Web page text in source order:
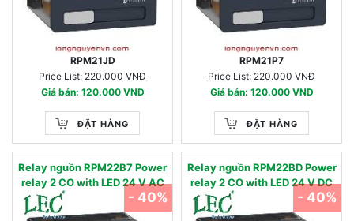
RPM21JD
Price List: 220.000 VNĐ
Giá bán: 120.000 VNĐ
ĐẶT HÀNG
RPM21P7
Price List: 220.000 VNĐ
Giá bán: 120.000 VNĐ
ĐẶT HÀNG
Relay nguồn RPM22B7 Power
relay 2 CO with LED 24 V AC
- 40%
Relay nguồn RPM22BD Power
relay 2 CO with LED 24 V DC
- 40%